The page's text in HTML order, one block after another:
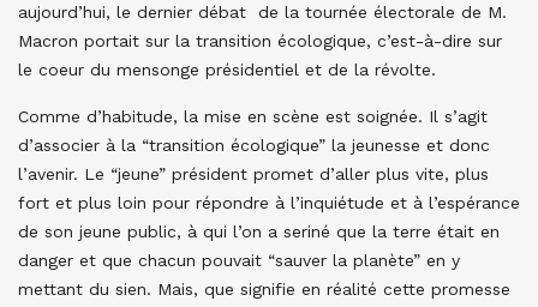
aujourd’hui, le dernier débat de la tournée électorale de M.
Macron portait sur la transition écologique, c’est-à-dire sur
le coeur du mensonge présidentiel et de la révolte.
Comme d’habitude, la mise en scène est soignée. Il s’agit
d’associer à la “transition écologique” la jeunesse et donc
l’avenir. Le “jeune” président promet d’aller plus vite, plus
fort et plus loin pour répondre à l’inquiétude et à l’espérance
de son jeune public, à qui l’on a seriné que la terre était en
danger et que chacun pouvait “sauver la planète” en y
mettant du sien. Mais, que signifie en réalité cette promesse